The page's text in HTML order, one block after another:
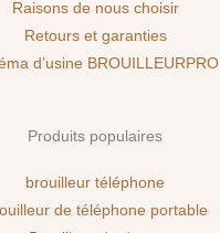
Raisons de nous choisir
Retours et garanties
d’usine BROUILLEURPRO
Produits populaires
brouilleur téléphone
de téléphone portable